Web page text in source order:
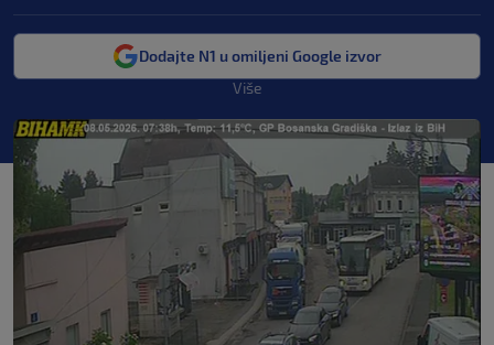
Dodajte N1 u omiljeni Google izvor
Više